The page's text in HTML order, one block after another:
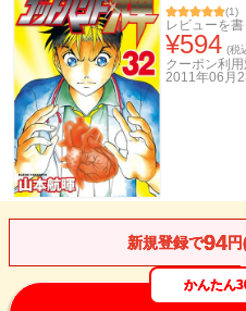
(1)
レビューを書
¥594 (税
クーポン利
2011年06月
新規登録で94
かんたん